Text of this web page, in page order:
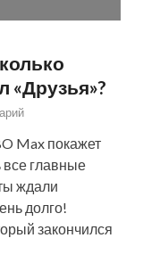
«Друзья»?
Max покажет
все главные
ждали
долго!
закончился